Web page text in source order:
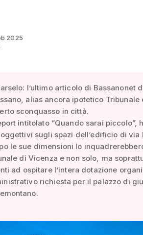
2025
l’ultimo articolo di Bassanonet
alias ancora ipotetico Tribunale
sconquasso in città.
intitolato “Quando sarai piccolo”,
sugli spazi dell’edificio di
le sue dimensioni lo
di Vicenza e non solo, ma
ad ospitare l’intera dotazione
richiesta per il palazzo di